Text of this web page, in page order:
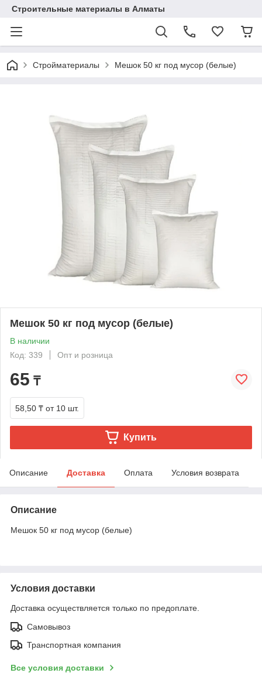
Строительные материалы в Алматы
Стройматериалы Мешок 50 кг под мусор (белые)
Мешок 50 кг под мусор (белые)
В наличии
Код: 339
Опт и розница
65 ₸
58,50 ₸ от 10 шт.
Купить
Описание Доставка Оплата Условия возврата
Описание
Мешок 50 кг под мусор (белые)
Условия доставки
Доставка осуществляется только по предоплате.
Самовывоз
Транспортная компания
Все условия доставки